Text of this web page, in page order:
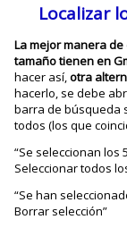
Localizar
La mejor manera
tamaño tienen en
hacer así,otra
hacerlo, se debe
barra de búsqueda
todos (los que
“Se seleccionan los
Seleccionar todos
“Se han
Borrar selección”